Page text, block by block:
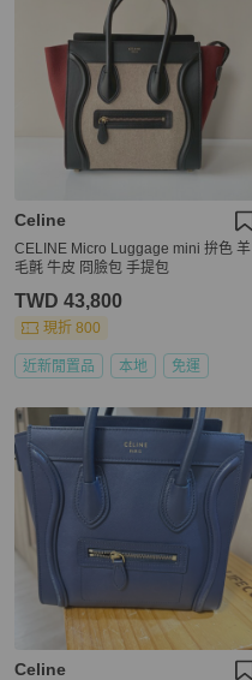
Celine
CELINE Micro Luggage mini 拚色 羊
毛氈 牛皮 冏臉包 手提包
TWD 43,800
現折 800
近新閒置品 本地 免運
Celine